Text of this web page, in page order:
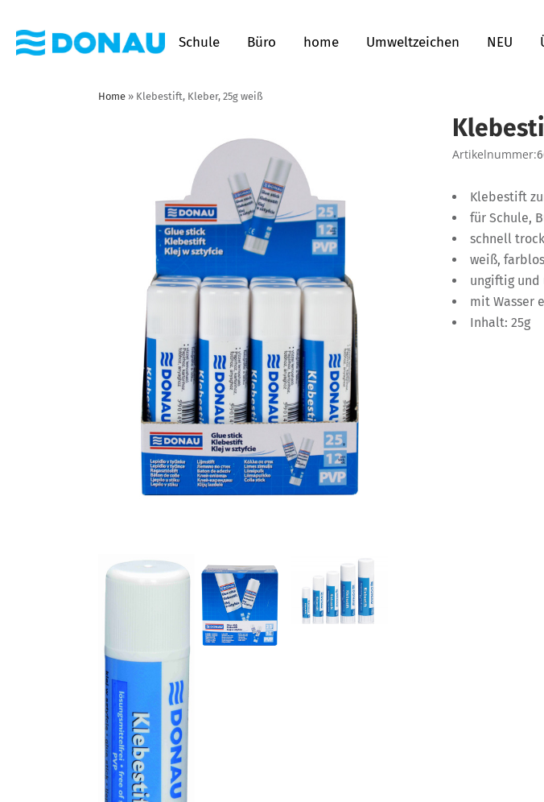
Schule Büro home Umweltzeichen NEU
Home » Klebestift, Kleber, 25g weiß
Artikelnummer:
Klebestift
für Schule,
schnell
weiß,
ungiftig
mit Wasser
Inhalt: 25g